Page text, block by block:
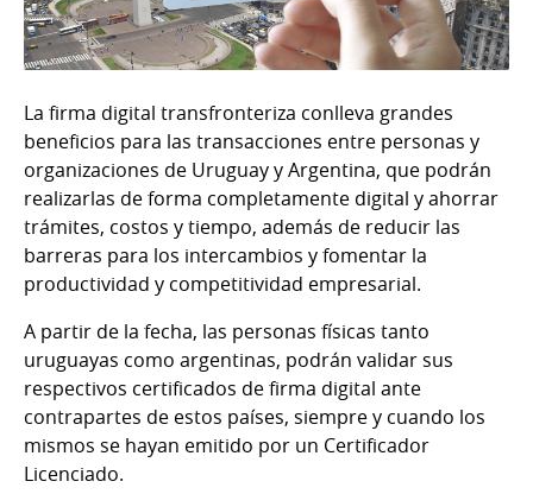
La firma digital transfronteriza conlleva grandes
beneficios para las transacciones entre personas y
organizaciones de Uruguay y Argentina, que podrán
realizarlas de forma completamente digital y ahorrar
trámites, costos y tiempo, además de reducir las
barreras para los intercambios y fomentar la
productividad y competitividad empresarial.
A partir de la fecha, las personas físicas tanto
uruguayas como argentinas, podrán validar sus
respectivos certificados de firma digital ante
contrapartes de estos países, siempre y cuando los
mismos se hayan emitido por un Certificador
Licenciado.